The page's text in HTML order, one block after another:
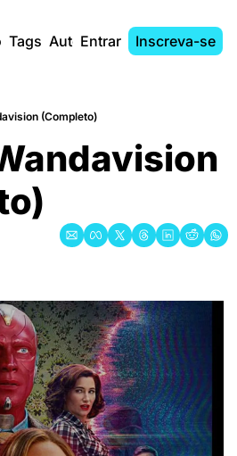
Tags AutoresEntrar Inscreva-se
(Completo)